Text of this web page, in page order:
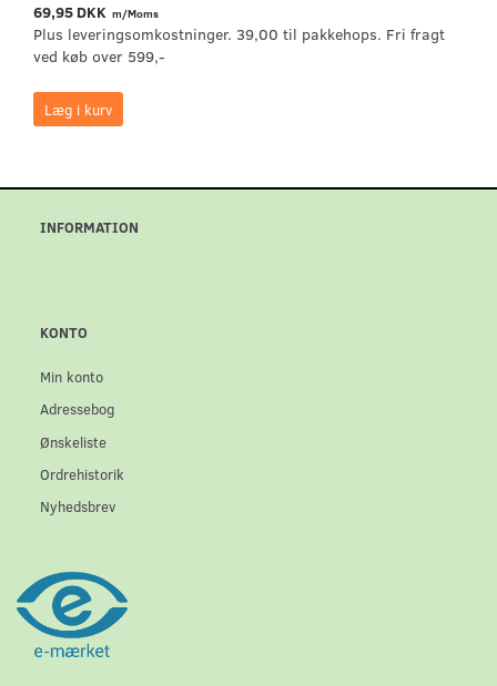
69,95 DKK m/Moms
Plus leveringsomkostninger. 39,00 til pakkehops. Fri fragt
ved køb over 599,-
Læg i kurv
INFORMATION
KONTO
Min konto
Adressebog
Ønskeliste
Ordrehistorik
Nyhedsbrev